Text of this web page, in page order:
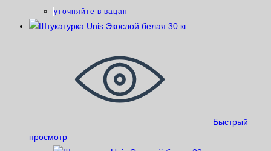
уточняйте в вацап
Быстрый
просмотр